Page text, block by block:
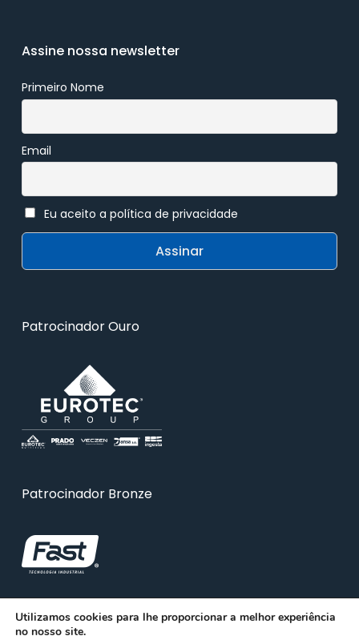
Assine nossa newsletter
Primeiro Nome
Email
Eu aceito a política de privacidade
Patrocinador Ouro
Patrocinador Bronze
Utilizamos cookies para lhe proporcionar a melhor experiência
no nosso site.